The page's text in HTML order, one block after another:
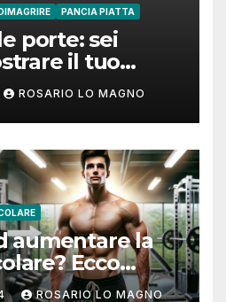
DIMAGRIRE PANCIA PIATTA
porte: sei
il tuo
ROSARIO LO MAGNO
aumentare la
Ecco
ROSARIO LO MAGNO